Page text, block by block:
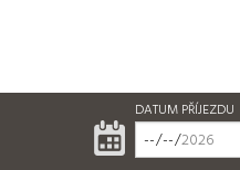
DATUM PŘÍJEZDU